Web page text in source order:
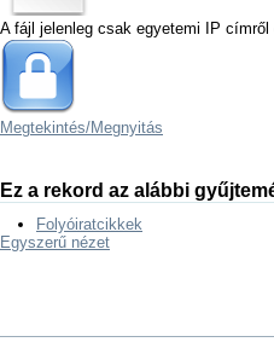
A fájl jelenleg csak egyetemi IP címről
Megtekintés/Megnyitás
Ez a rekord az alábbi
Folyóiratcikkek
Egyszerű nézet